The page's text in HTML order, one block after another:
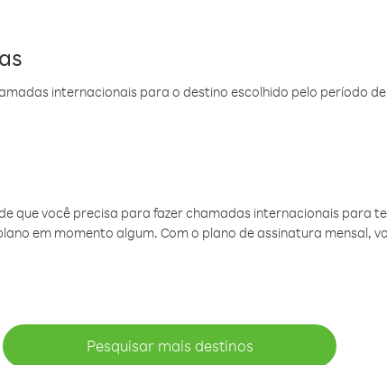
internacionais para o destino escolhido pelo período
que você precisa para fazer chamadas internacionais para
em momento algum. Com o plano de assinatura mensal,
Pesquisar mais destinos